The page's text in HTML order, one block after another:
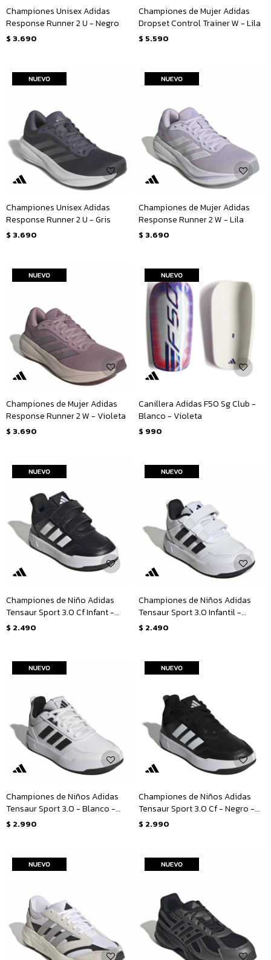
Championes Unisex Adidas
Response Runner 2 U - Negro
$ 3.690
Championes de Mujer Adidas
Dropset Control Trainer W - Lila
$ 5.590
Championes Unisex Adidas
Response Runner 2 U - Gris
$ 3.690
Championes de Mujer Adidas
Response Runner 2 W - Lila
$ 3.690
Championes de Mujer Adidas
Response Runner 2 W - Violeta
$ 3.690
Canillera Adidas F50 Sg Club -
Blanco - Violeta
$ 990
Championes de Niño Adidas
Tensaur Sport 3.0 Cf Infant -
Negro
$ 2.490
Championes de Niños Adidas
Tensaur Sport 3.0 Infantil -
Blanco - Negro
$ 2.490
Championes de Niños Adidas
Tensaur Sport 3.0 - Blanco -
Negro
$ 2.990
Championes de Niños Adidas
Tensaur Sport 3.0 Cf - Negro -
Blanco
$ 2.990